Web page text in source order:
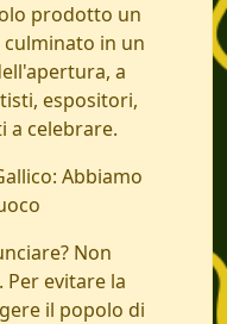
prodotto un
in un
a
espositori,
a celebrare.
Abbiamo
Non
evitare la
il popolo di